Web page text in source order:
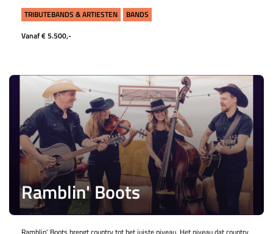
TRIBUTEBANDS & ARTIESTEN
BANDS
Vanaf € 5.500,-
Ramblin' Boots